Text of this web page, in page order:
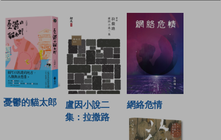
憂鬱的貓太郎
盧因小說二
集：拉撒路
網絡危情